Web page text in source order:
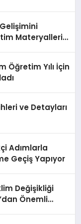
Materyallerini
Öğretim Yılı İçin
ve Detayları
Adımlarla
Geçiş Yapıyor
Değişikliği
Önemli